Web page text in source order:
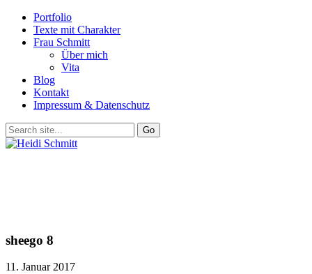
Portfolio
Texte mit Charakter
Frau Schmitt
Über mich
Vita
Blog
Kontakt
Impressum & Datenschutz
sheego 8
11. Januar 2017